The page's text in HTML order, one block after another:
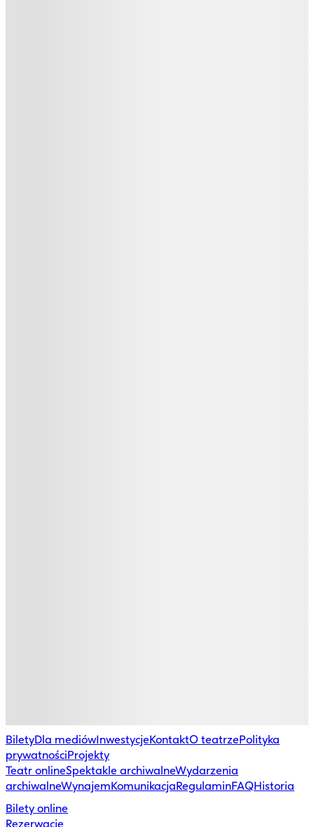
BiletyDla mediówInwestycjeKontaktO teatrzePolityka
prywatnościProjekty
Teatr onlineSpektakle archiwalneWydarzenia
archiwalneWynajemKomunikacjaRegulaminFAQHistoria
Bilety online
Rezerwacje